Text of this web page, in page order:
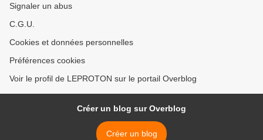
Signaler un abus
C.G.U.
Cookies et données personnelles
Préférences cookies
Voir le profil de LEPROTON sur le portail Overblog
Créer un blog sur Overblog
Créer un blog